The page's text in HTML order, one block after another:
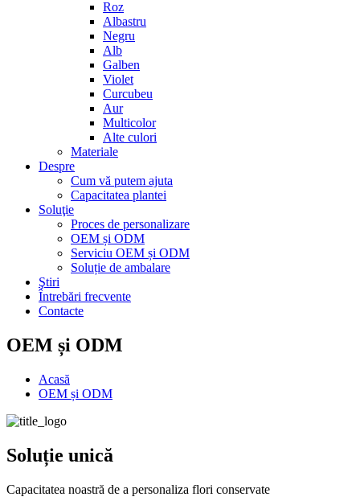
Roz
Albastru
Negru
Alb
Galben
Violet
Curcubeu
Aur
Multicolor
Alte culori
Materiale
Despre
Cum vă putem ajuta
Capacitatea plantei
Soluţie
Proces de personalizare
OEM și ODM
Serviciu OEM și ODM
Soluție de ambalare
Ştiri
Întrebări frecvente
Contacte
OEM și ODM
Acasă
OEM și ODM
Soluție unică
Capacitatea noastră de a personaliza flori conservate